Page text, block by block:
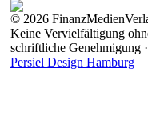
© 2026
Keine Vervielfältigung
schriftliche Genehmigung
Persiel Design Hamburg